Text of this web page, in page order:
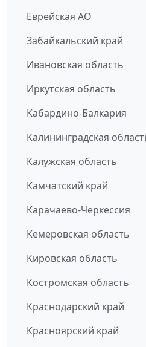
Еврейская АО
Забайкальский край
Ивановская область
Иркутская область
Кабардино-Балкария
Калининградская
Калужская область
Камчатский край
Карачаево-Черкессия
Кемеровская область
Кировская область
Костромская область
Краснодарский край
Красноярский край